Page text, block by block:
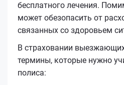
бесплатного лечения.
может обезопасить от
связанных со здоровьем
В страховании
термины, которые нужно
полиса: